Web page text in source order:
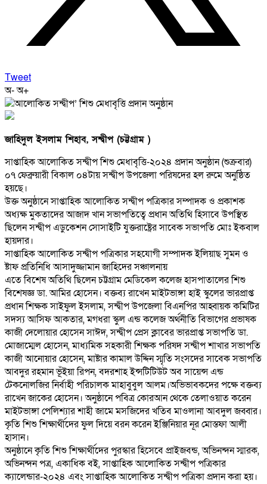
Tweet
অ-অ+
জাহিদুল ইসলাম শিহাব, সন্দ্বীপ (চট্টগ্রাম )
সাপ্তাহিক আলোকিত সন্দ্বীপ শিশু মেধাবৃত্তি-২০২৪ প্রদান অনুষ্ঠান (শুক্রবার)
০৭ ফেব্রুয়ারী বিকাল ০৪টায় সন্দ্বীপ উপজেলা পরিষদের হল রুমে অনুষ্ঠিত
হয়ছে।
উক্ত অনুষ্ঠানে সাপ্তাহিক আলোকিত সন্দ্বীপ পত্রিকার সম্পাদক ও প্রকাশক
অধ্যক্ষ মুকতাদের আজাদ খান সভাপতিত্বে প্রধান অতিথি হিসাবে উপস্থিত
ছিলেন সন্দ্বীপ এডুকেশন সোসাইটি যুক্তরাষ্ট্রের সাবেক সভাপতি মোঃ ইকবাল
হায়দার।
সাপ্তাহিক আলোকিত সন্দ্বীপ পত্রিকার সহযোগী সম্পাদক ইলিয়াছ সুমন ও
ষ্টাফ প্রতিনিধি আসাদুজ্জামান জাহিদের সঞ্চালনায়
এতে বিশেষ অতিথি ছিলেন চট্টগ্রাম মেডিকেল কলেজ হাসপাতালের শিশু
বিশেষজ্ঞ ডা. আমির হোসেন। বক্তব্য রাখেন মাইটভাঙ্গা হাই স্কুলের ভারপ্রাপ্ত
প্রধান শিক্ষক সাইফুল ইসলাম, সন্দ্বীপ উপজেলা বিএনপির আহ্বায়ক কমিটির
সদস্য আসিফ আকতার, মগধরা স্কুল এন্ড কলেজ অর্থনীতি বিভাগের প্রভাষক
কাজী দেলোয়ার হোসেন সাঈদ, সন্দ্বীপ প্রেস ক্লাবের ভারপ্রাপ্ত সভাপতি ডা.
মোজাম্মেল হোসেন, মাধ্যমিক সহকারী শিক্ষক পরিষদ সন্দ্বীপ শাখার সভাপতি
কাজী আনোয়ার হোসেন, মাষ্টার কামাল উদ্দিন স্মৃতি সংসদের সাবেক সভাপতি
আবদুর রহমান ভূঁইয়া রিপন, বদরশাহ ইন্সটিটিউট অব সায়েন্স এন্ড
টেকনোলজির নির্বাহী পরিচালক মাহাবুবুল আলম।অভিভাবকদের পক্ষে বক্তব্য
রাখেন জাকের হোসেন। অনুষ্ঠানে পবিত্র কোরআন থেকে তেলাওয়াত করেন
মাইটভাঙ্গা পেলিশ্যার শাহী জামে মসজিদের খতিব মাওলানা আবদুল জব্বার।
কৃতি শিশু শিক্ষার্থীদের ফুল দিয়ে বরন করেন ইঞ্জিনিয়ার নূর মোস্তফা আলী
হাসান।
অনুষ্ঠানে কৃতি শিশু শিক্ষার্থীদের পুরস্কার হিসেবে প্রাইজবন্ড, অভিনন্দন স্মারক,
অভিনন্দন পত্র, একাধিক বই, সাপ্তাহিক আলোকিত সন্দ্বীপ পত্রিকার
ক্যালেন্ডার-২০২৪ এবং সাপ্তাহিক আলোকিত সন্দ্বীপ পত্রিকা প্রদান করা হয়।